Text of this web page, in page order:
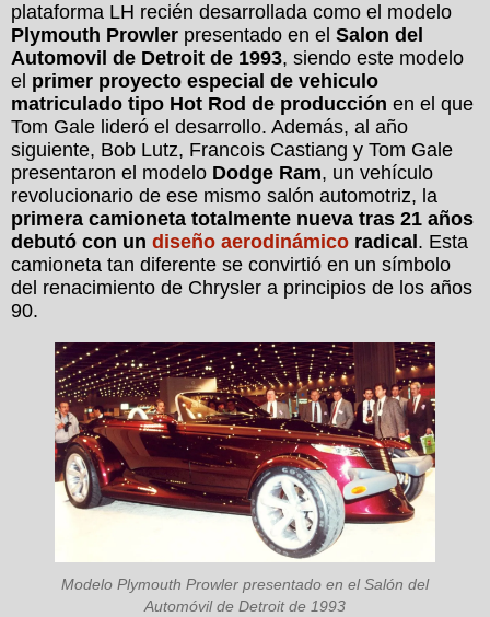
plataforma LH recién desarrollada como el modelo
Plymouth Prowler presentado en el Salon del
Automovil de Detroit de 1993, siendo este modelo
el primer proyecto especial de vehiculo
matriculado tipo Hot Rod de producción en el que
Tom Gale lideró el desarrollo. Además, al año
siguiente, Bob Lutz, Francois Castiang y Tom Gale
presentaron el modelo Dodge Ram, un vehículo
revolucionario de ese mismo salón automotriz, la
primera camioneta totalmente nueva tras 21 años
debutó con un diseño aerodinámico radical. Esta
camioneta tan diferente se convirtió en un símbolo
del renacimiento de Chrysler a principios de los años
90.
Modelo Plymouth Prowler presentado en el Salón del
Automóvil de Detroit de 1993